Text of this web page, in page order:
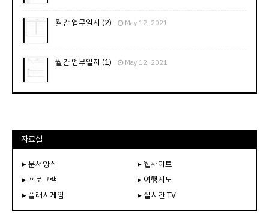
월간 업무일지 (2) May 12, 2021
월간 업무일지 (1) May 12, 2021
자료실
▸ 문서양식
▸ 웹사이트
▸ 프로그램
▸ 여행지도
▸ 플래시게임
▸ 실시간 TV